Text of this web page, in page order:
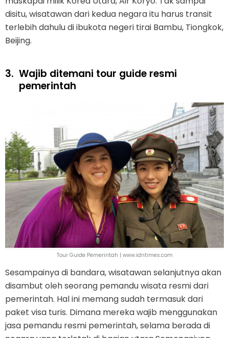
disitu, wisatawan dari kedua negara itu harus transit
terlebih dahulu di ibukota negeri tirai Bambu, Tiongkok,
Beijing.
3. Wajib ditemani tour guide resmi
pemerintah
Tour Guide Pemerintah | www.idntimes.com
Sesampainya di bandara, wisatawan selanjutnya akan
disambut oleh seorang pemandu wisata resmi dari
pemerintah. Hal ini memang sudah termasuk dari
paket visa turis. Dimana mereka wajib menggunakan
jasa pemandu resmi pemerintah, selama berada di